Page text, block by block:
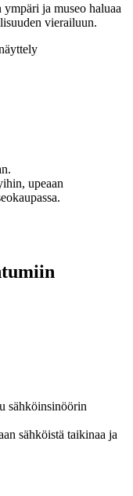
ja museo haluaa
vierailuun.
upeaan
sähköinsinöörin
sähköistä taikinaa ja